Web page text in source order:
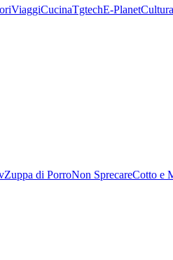
ViaggiCucinaTgtechE-PlanetCultura
Zuppa di PorroNon SprecareCotto e